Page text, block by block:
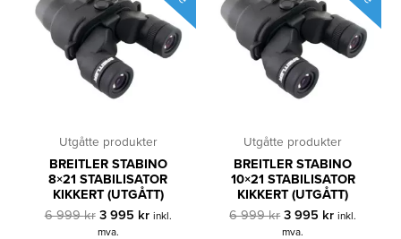
Utgåtte produkter
BREITLER STABINO
8×21 STABILISATOR
KIKKERT (UTGÅTT)
6 999kr Opprinnelig
pris
3 995 krNåværende
inkl.
mva.
Utgåtte produkter
BREITLER STABINO
10×21 STABILISATOR
KIKKERT (UTGÅTT)
6 999kr Opprinnelig
pris
3 995 krNåværende
inkl.
mva.